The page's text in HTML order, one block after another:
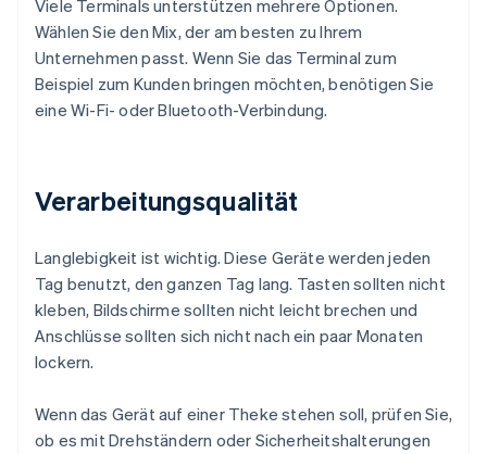
Viele Terminals unterstützen mehrere Optionen.
Wählen Sie den Mix, der am besten zu Ihrem
Unternehmen passt. Wenn Sie das Terminal zum
Beispiel zum Kunden bringen möchten, benötigen Sie
eine Wi-Fi- oder Bluetooth-Verbindung.
Verarbeitungsqualität
Langlebigkeit ist wichtig. Diese Geräte werden jeden
Tag benutzt, den ganzen Tag lang. Tasten sollten nicht
kleben, Bildschirme sollten nicht leicht brechen und
Anschlüsse sollten sich nicht nach ein paar Monaten
lockern.
Wenn das Gerät auf einer Theke stehen soll, prüfen Sie,
ob es mit Drehständern oder Sicherheitshalterungen